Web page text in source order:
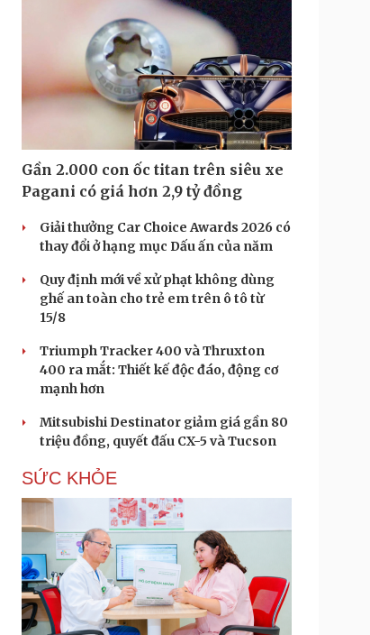
Gần 2.000 con ốc titan trên siêu xe
Pagani có giá hơn 2,9 tỷ đồng
Giải thưởng Car Choice Awards 2026 có
thay đổi ở hạng mục Dấu ấn của năm
Quy định mới về xử phạt không dùng
ghế an toàn cho trẻ em trên ô tô từ
15/8
Triumph Tracker 400 và Thruxton
400 ra mắt: Thiết kế độc đáo, động cơ
mạnh hơn
Mitsubishi Destinator giảm giá gần 80
triệu đồng, quyết đấu CX-5 và Tucson
SỨC KHỎE